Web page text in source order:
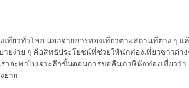
ที่ยวทั่วโลก นอกจากการท่องเที่ยวตามสถานที่ต่าง ๆ
ายง่าย ๆ คือสิทธิประโยชน์ที่ช่วยให้นักท่องเที่ยวชาวต่
าจะพาไปเจาะลึกขั้นตอนการขอคืนภาษีนักท่องเที่ยวว่า
ยาก